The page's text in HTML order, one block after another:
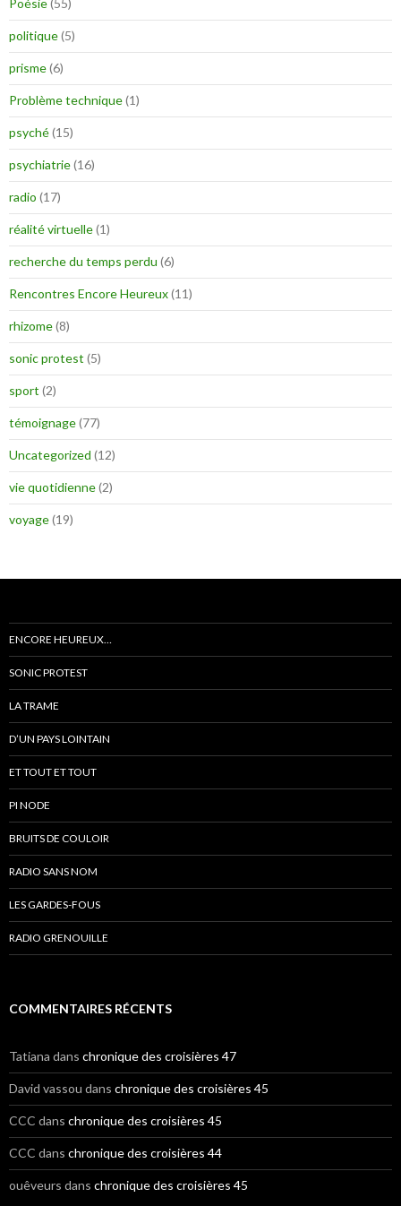
Poésie(55)
politique(5)
prisme(6)
Problème technique(1)
psyché(15)
psychiatrie(16)
radio (17)
réalité virtuelle(1)
recherche du temps perdu (6)
Rencontres Encore Heureux(11)
rhizome(8)
sonic protest (5)
sport (2)
témoignage(77)
Uncategorized (12)
vie quotidienne(2)
voyage(19)
ENCORE HEUREUX…
SONIC PROTEST
LA TRAME
D’UN PAYS LOINTAIN
ET TOUT ET TOUT
PI NODE
BRUITS DE COULOIR
RADIO SANS NOM
LES GARDES-FOUS
RADIO GRENOUILLE
COMMENTAIRES RÉCENTS
Tatiana dans chronique des croisières 47
David vassou dans chronique des croisières 45
CCC dans chronique des croisières 45
CCC dans chronique des croisières 44
ouêveurs dans chronique des croisières 45